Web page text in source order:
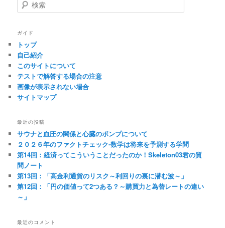
ゲ
シ
ョ
ン
索
ガイド
トップ
自己紹介
このサイトについて
テストで解答する場合の注意
画像が表示されない場合
サイトマップ
最近の投稿
サウナと血圧の関係と心臓のポンプについて
２０２６年のファクトチェック-数学は将来を予測する学問
第14回：経済ってこういうことだったのか！Skeleton03君の質
問ノート
第13回：「高金利通貨のリスク～利回りの裏に潜む波～」
第12回：「円の価値って2つある？～購買力と為替レートの違い
～」
最近のコメント